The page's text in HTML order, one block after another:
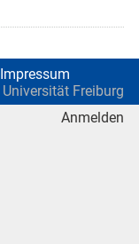
Impressum
Universität Freiburg
Anmelden